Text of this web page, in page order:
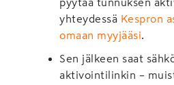
pyytää tunnuksen
yhteydessä Kespron
omaan myyjääsi.
Sen jälkeen saat
aktivointilinkin –